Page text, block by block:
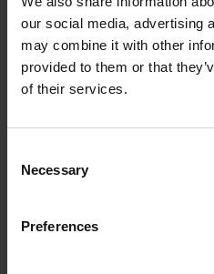
our social media, advertising
may combine it with other
provided to them or that
of their services.
Selection
Necessary
Preferences
flöden av industriellt
Maskinen bygger på
plattform och kan enkelt
produktionsmiljöer.
Nyckelfakta
Indunstningskapacitet: